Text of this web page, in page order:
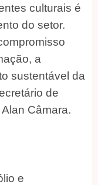
culturais é
do setor.
a
sustentável da
de
Câmara.
e